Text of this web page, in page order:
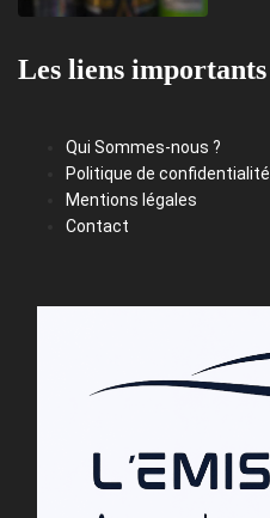
Les liens importants
Qui Sommes-nous ?
Politique de confidentialité
Mentions légales
Contact